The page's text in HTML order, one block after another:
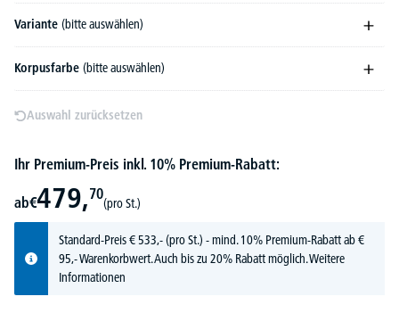
Variante (bitte auswählen)
Korpusfarbe (bitte auswählen)
Auswahl zurücksetzen
Ihr Premium-Preis inkl. 10% Premium-Rabatt:
ab€479,70
(pro St.)
Standard-Preis€ 533,-(pro St.) - mind. 10% Premium-Rabatt ab €
95,- Warenkorbwert. Auch bis zu 20% Rabatt möglich.Weitere
Informationen